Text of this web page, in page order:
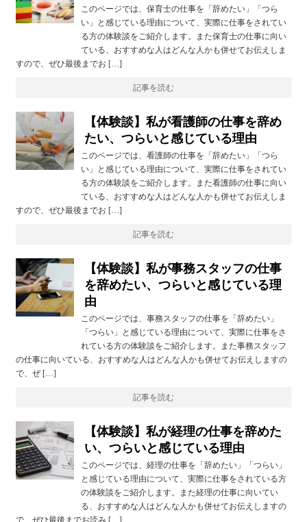
このページでは、保育士の仕事を「辞めたい」「つら
い」と感じている理由について、実際に仕事をされてい
る方の体験談をご紹介します。また保育士の仕事に向い
ている、おすすめな人はどんな人かも併せてお伝えしま
すので、ぜひ最後までお […]
記事を読む
【体験談】私が看護師の仕事を辞め
たい、つらいと感じている理由
このページでは、看護師の仕事を「辞めたい」「つら
い」と感じている理由について、実際に仕事をされてい
る方の体験談をご紹介します。また看護師の仕事に向い
ている、おすすめな人はどんな人かも併せてお伝えしま
すので、ぜひ最後までお […]
記事を読む
【体験談】私が事務スタッフの仕事
を辞めたい、つらいと感じている理
由
このページでは、事務スタッフの仕事を「辞めたい」
「つらい」と感じている理由について、実際に仕事をさ
れている方の体験談をご紹介します。また事務スタッフ
の仕事に向いている、おすすめな人はどんな人かも併せてお伝えしますの
で、ぜ […]
記事を読む
【体験談】私が経理の仕事を辞めた
い、つらいと感じている理由
このページでは、経理の仕事を「辞めたい」「つらい」
と感じている理由について、実際に仕事をされている方
の体験談をご紹介します。また経理の仕事に向いてい
る、おすすめな人はどんな人かも併せてお伝えしますの
で、ぜひ最後までお読み […]